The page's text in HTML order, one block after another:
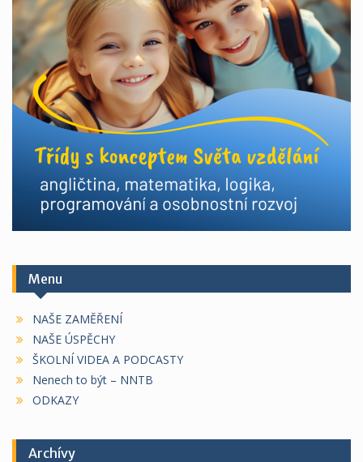
Menu
NAŠE ZAMĚŘENÍ
NAŠE ÚSPĚCHY
ŠKOLNÍ VIDEA A PODCASTY
Nenech to být – NNTB
ODKAZY
Archívy